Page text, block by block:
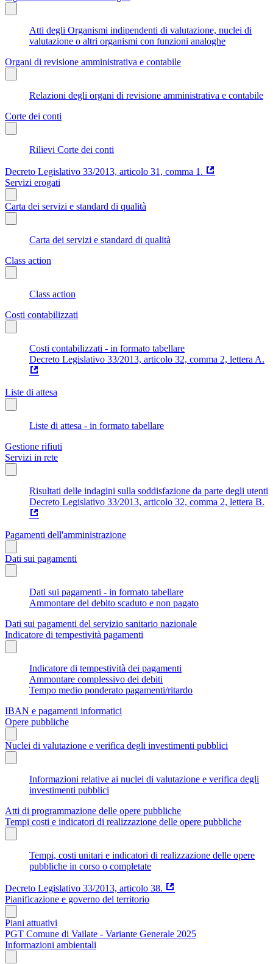
Atti degli Organismi indipendenti di valutazione, nuclei di
valutazione o altri organismi con funzioni analoghe
Organi di revisione amministrativa e contabile
Relazioni degli organi di revisione amministrativa e contabile
Corte dei conti
Rilievi Corte dei conti
Decreto Legislativo 33/2013, articolo 31, comma 1.
Servizi erogati
Carta dei servizi e standard di qualità
Carta dei servizi e standard di qualità
Class action
Class action
Costi contabilizzati
Costi contabilizzati - in formato tabellare
Decreto Legislativo 33/2013, articolo 32, comma 2, lettera A.
Liste di attesa
Liste di attesa - in formato tabellare
Gestione rifiuti
Servizi in rete
Risultati delle indagini sulla soddisfazione da parte degli utenti
Decreto Legislativo 33/2013, articolo 32, comma 2, lettera B.
Pagamenti dell'amministrazione
Dati sui pagamenti
Dati sui pagamenti - in formato tabellare
Ammontare del debito scaduto e non pagato
Dati sui pagamenti del servizio sanitario nazionale
Indicatore di tempestività pagamenti
Indicatore di tempestività dei pagamenti
Ammontare complessivo dei debiti
Tempo medio ponderato pagamenti/ritardo
IBAN e pagamenti informatici
Opere pubbliche
Nuclei di valutazione e verifica degli investimenti pubblici
Informazioni relative ai nuclei di valutazione e verifica degli
investimenti pubblici
Atti di programmazione delle opere pubbliche
Tempi costi e indicatori di realizzazione delle opere pubbliche
Tempi, costi unitari e indicatori di realizzazione delle opere
pubbliche in corso o completate
Decreto Legislativo 33/2013, articolo 38.
Pianificazione e governo del territorio
Piani attuativi
PGT Comune di Vailate - Variante Generale 2025
Informazioni ambientali